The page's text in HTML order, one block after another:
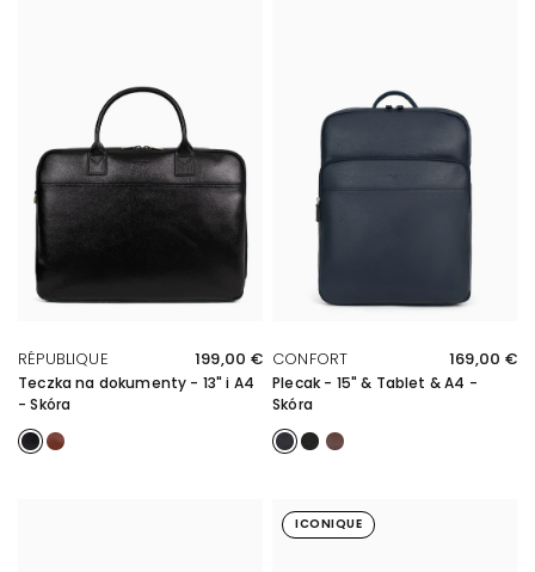
RÉPUBLIQUE 199,00 €
Teczka na dokumenty - 13" i A4
- Skóra
NoirMarron
CONFORT 169,00 €
Plecak - 15" & Tablet & A4 -
Skóra
Marine
NoirChocolat
ICONIQUE